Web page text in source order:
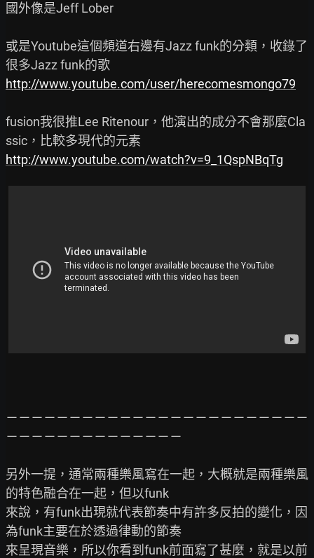
國外像是Jeff Lober
或是Youtube這個頻道右邊有Jazz funk的分類，收錄了
http://www.youtube.com/user/herecomesmongo79
fusion我很推Lee Ritenour，他演出的成分不會那麼Cla
http://www.youtube.com/watch?v=9_1QspNBqTg
－－－－－－－－－－－－－－－－－－－－－－－－
－－－－－－－－－－－－－－
另外一提，通常兩種樂風寫在一起，大概就是兩種樂風
的特色融合在一起，但以funk
來說，有funk出現就代表節奏中有許多反拍的變化，因
為funk主要在於透過律動的節奏
來呈現音樂，所以你看到funk前面寫了甚麼，就是以前